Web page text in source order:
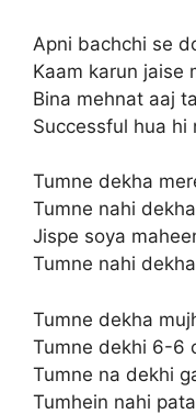
Apni bachchi se
Kaam karun jaise
Bina mehnat aaj
Successful hua hi
Tumne dekha
Tumne nahi
Jispe soya
Tumne nahi
Tumne dekha
Tumne dekhi 6-6
Tumne na dekhi
Tumhein nahi